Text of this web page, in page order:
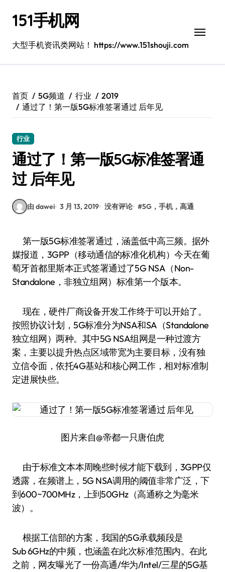
151手机网
大型手机资讯类网站！ https://www.151shouji.com
首页 5G频道 行业
2019
通过了！第一版5G标准签署通过 后年见
行业
通过了！第一版5G标准签署通
过 后年见
由 dawei 3 月 13, 2019 没有评论 #5G，手机，高通
第一版5G标准签署通过，涵盖低中高三频。据外
媒报道，3GPP（移动通信的标准化机构）今天在葡
萄牙首都里斯本正式签署通过了5G NSA（Non-
Standalone，非独立组网）标准第一个版本。
现在，硬件厂商设备开发工作终于可以开始了。
按照协议计划，5G标准分为NSA和SA（Standalone
独立组网）两种。其中5G NSA组网是一种过渡方
案，主要以提升热点区域带宽为主要目标，没有独
立信令面，依托4G基站和核心网工作，相对标准制
定进展快些。
图片来自@帝都一只唐伯虎
由于标准文本本周晚些时候才能下载到，3GPP仅
透露，在频谱上，5G NSA调用的阈值非常广泛，下
到600~700MHz，上到50GHz（高通称之为毫米
波）。
根据工信部的方案，我国的5G承载频段是
Sub 6GHz的中频，也涵盖在此次标准范围内。在此
之前，网友曝光了一份高通/华为/Intel/三星的5G基